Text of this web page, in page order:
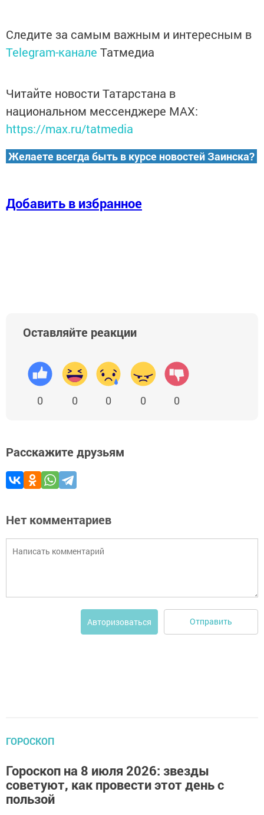
Следите за самым важным и интересным в
Telegram-канале Татмедиа
Читайте новости Татарстана в
национальном мессенджере MАХ:
https://max.ru/tatmedia
Желаете всегда быть в курсе новостей Заинска?
Добавить в избранное
Оставляйте реакции
0 0 0 0 0
Расскажите друзьям
Нет комментариев
Авторизоваться Отправить
ГОРОСКОП
Гороскоп на 8 июля 2026: звезды
советуют, как провести этот день с
пользой